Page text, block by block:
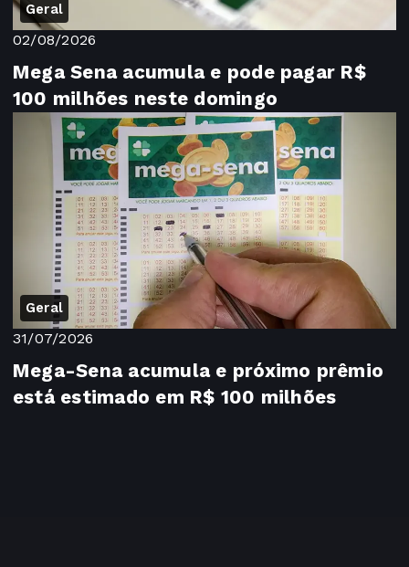
Geral
02/08/2026
Mega Sena acumula e pode pagar R$
100 milhões neste domingo
Geral
31/07/2026
Mega-Sena acumula e próximo prêmio
está estimado em R$ 100 milhões